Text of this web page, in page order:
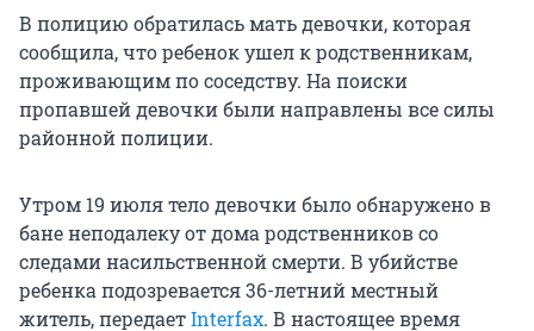
В полицию обратилась мать девочки, которая
сообщила, что ребенок ушел к родственникам,
проживающим по соседству. На поиски
пропавшей девочки были направлены все силы
районной полиции.
Утром 19 июля тело девочки было обнаружено в
бане неподалеку от дома родственников со
следами насильственной смерти. В убийстве
ребенка подозревается 36-летний местный
житель, передаетInterfax. В настоящее время